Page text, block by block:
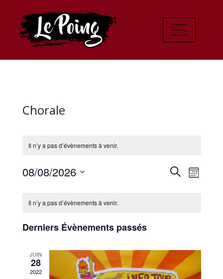
Chorale
Il n’y a pas d’évènements à venir.
vues
Recherche
Mois
08/08/2026
date.
Calendrier
Évènements
Il n’y a pas d’évènements à venir.
Derniers Évènements passés
JUIN
28
2022